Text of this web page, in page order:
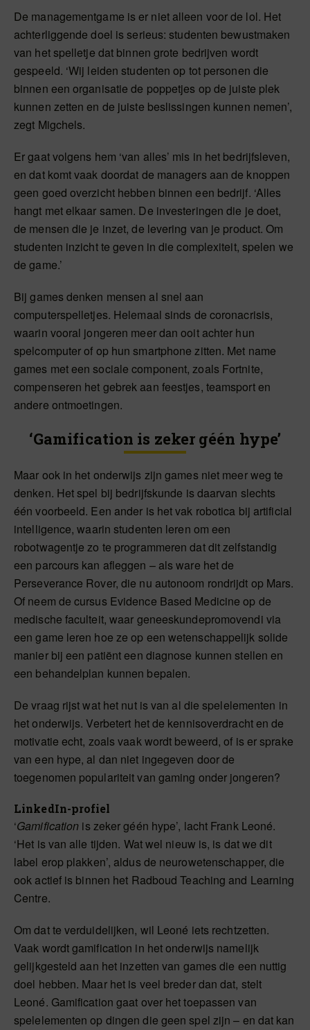
De managementgame is er niet alleen voor de lol. Het
achterliggende doel is serieus: studenten bewustmaken
van het spelletje dat binnen grote bedrijven wordt
gespeeld. ‘Wij leiden studenten op tot personen die
binnen een organisatie de poppetjes op de juiste plek
kunnen zetten en de juiste beslissingen kunnen nemen’,
zegt Migchels.
Er gaat volgens hem ‘van alles’ mis in het bedrijfsleven,
en dat komt vaak doordat de managers aan de knoppen
geen goed overzicht hebben binnen een bedrijf. ‘Alles
hangt met elkaar samen. De investeringen die je doet,
de mensen die je inzet, de levering van je product. Om
studenten inzicht te geven in die complexiteit, spelen we
de game.’
Bij games denken mensen al snel aan
computerspelletjes. Helemaal sinds de coronacrisis,
waarin vooral jongeren meer dan ooit achter hun
spelcomputer of op hun smartphone zitten. Met name
games met een sociale component, zoals Fortnite,
compenseren het gebrek aan feestjes, teamsport en
andere ontmoetingen.
‘Gamification is zeker géén hype’
Maar ook in het onderwijs zijn games niet meer weg te
denken. Het spel bij bedrijfskunde is daarvan slechts
één voorbeeld. Een ander is het vak robotica bij artificial
intelligence, waarin studenten leren om een
robotwagentje zo te programmeren dat dit zelfstandig
een parcours kan afleggen – als ware het de
Perseverance Rover, die nu autonoom rondrijdt op Mars.
Of neem de cursus Evidence Based Medicine op de
medische faculteit, waar geneeskundepromovendi via
een game leren hoe ze op een wetenschappelijk solide
manier bij een patiënt een diagnose kunnen stellen en
een behandelplan kunnen bepalen.
De vraag rijst wat het nut is van al die spelelementen in
het onderwijs. Verbetert het de kennisoverdracht en de
motivatie echt, zoals vaak wordt beweerd, of is er sprake
van een hype, al dan niet ingegeven door de
toegenomen populariteit van gaming onder jongeren?
LinkedIn-profiel
‘Gamification is zeker géén hype’, lacht Frank Leoné.
‘Het is van alle tijden. Wat wel nieuw is, is dat we dit
label erop plakken’, aldus de neurowetenschapper, die
ook actief is binnen het Radboud Teaching and Learning
Centre.
Om dat te verduidelijken, wil Leoné iets rechtzetten.
Vaak wordt gamification in het onderwijs namelijk
gelijkgesteld aan het inzetten van games die een nuttig
doel hebben. Maar het is veel breder dan dat, stelt
Leoné. Gamification gaat over het toepassen van
spelelementen op dingen die geen spel zijn – en dat kan